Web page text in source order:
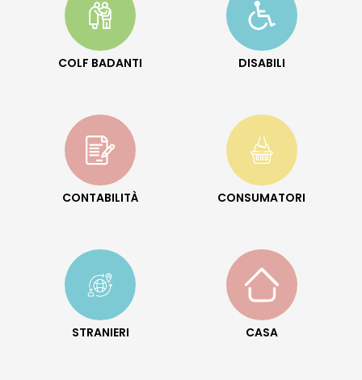
COLF BADANTI DISABILI
CONTABILITÀ CONSUMATORI
STRANIERI CASA